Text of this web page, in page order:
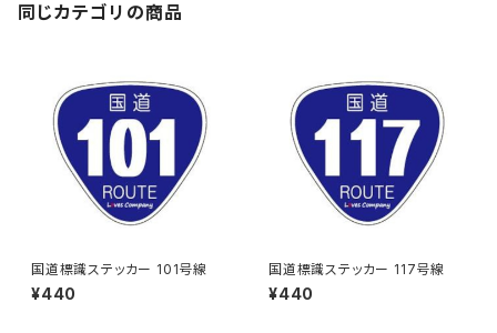
同じカテゴリの商品
国道標識ステッカー 101号線
¥440
国道標識ステッカー 117号線
¥440